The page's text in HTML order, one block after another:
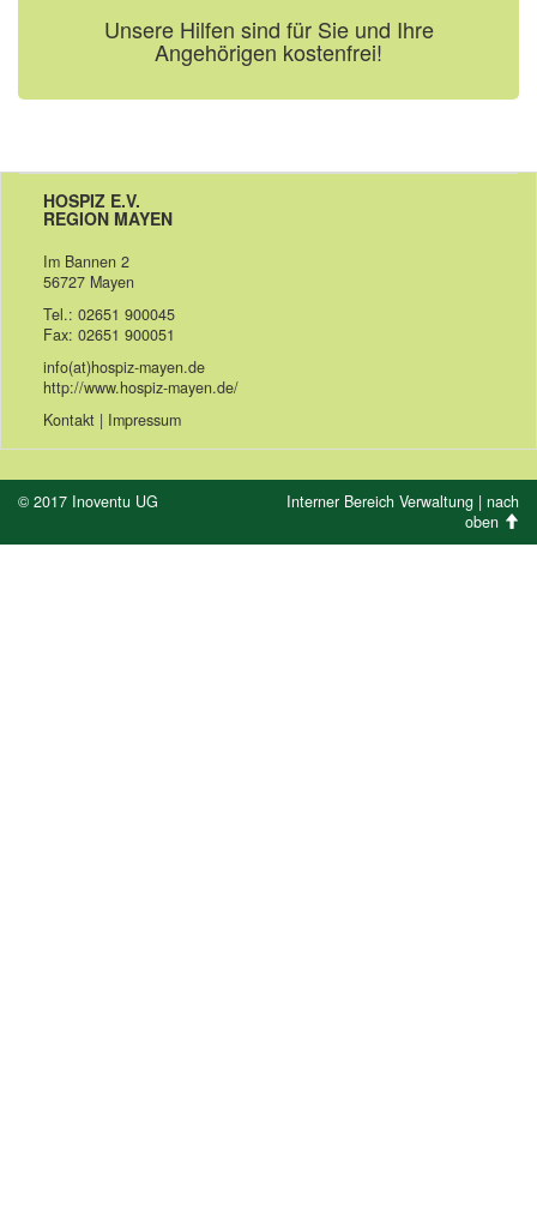
Unsere Hilfen sind für Sie und Ihre
Angehörigen kostenfrei!
HOSPIZ E.V.
REGION MAYEN
Im Bannen 2
56727 Mayen
Tel.: 02651 900045
Fax: 02651 900051
info(at)hospiz-mayen.de
http://www.hospiz-mayen.de/
Kontakt | Impressum
© 2017 Inoventu UG Interner Bereich Verwaltung | nach
oben